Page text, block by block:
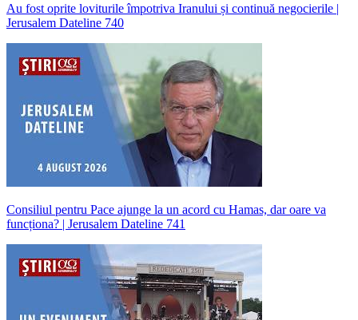
Au fost oprite loviturile împotriva Iranului și continuă negocierile |
Jerusalem Dateline 740
Consiliul pentru Pace ajunge la un acord cu Hamas, dar oare va
funcționa? | Jerusalem Dateline 741